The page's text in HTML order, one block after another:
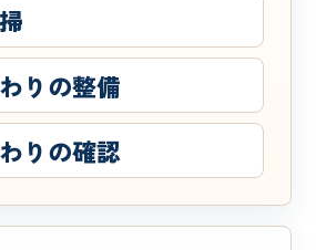
りの整備
りの確認